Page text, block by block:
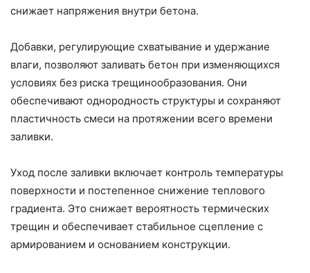
снижает напряжения внутри бетона.
Добавки, регулирующие схватывание и удержание
влаги, позволяют заливать бетон при изменяющихся
условиях без риска трещинообразования. Они
обеспечивают однородность структуры и сохраняют
пластичность смеси на протяжении всего времени
заливки.
Уход после заливки включает контроль температуры
поверхности и постепенное снижение теплового
градиента. Это снижает вероятность термических
трещин и обеспечивает стабильное сцепление с
армированием и основанием конструкции.